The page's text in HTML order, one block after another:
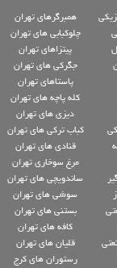
همبرگرهای تهران
چلوکبابی های تهران
پیتزاهای تهران
جگرکی های تهران
پاستاهای تهران
کله پاچه های تهران
دیزی های تهران
کباب ترکی های تهران
قنادی های تهران
مرغ سوخاری تهران
ساندویچی های تهران
سوشی های تهران
بستنی های تهران
کافه های تهران
قلیان های تهران
رستوران های کرج